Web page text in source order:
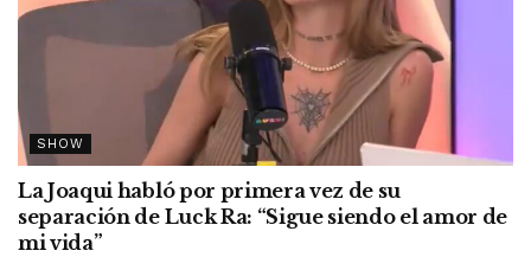
SHOW
La Joaqui habló por primera vez de su
separación de Luck Ra: “Sigue siendo el amor de
mi vida”